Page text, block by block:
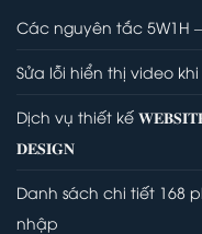
Các nguyên tắc 5W1H –
Sửa lỗi hiển thị video
Dịch vụ thiết kế
𝐃𝐄𝐒𝐈𝐆𝐍
Danh sách chi tiết 168
nhập